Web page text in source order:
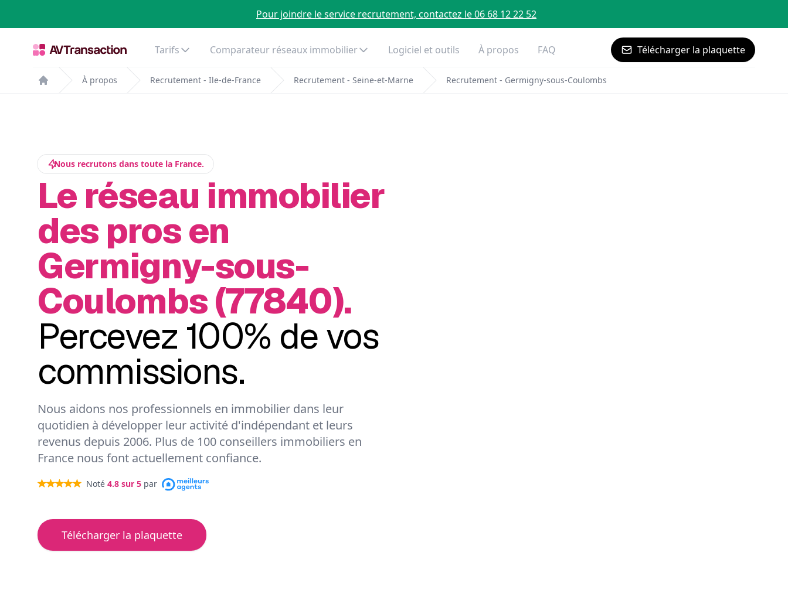
Pour joindre le service recrutement, contactez le 06 68 12 22 52
Tarifs Comparateur réseaux immobilier Logiciel et outils À propos FAQ Télécharger la plaquette
Home
À propos Recrutement - Ile-de-France Recrutement - Seine-et-Marne Recrutement - Germigny-sous-Coulombs
Nous recrutons dans toute la France.
Le réseau immobilier
des pros en
Germigny-sous-
Coulombs (77840).
Percevez 100% de vos
commissions.
Nous aidons nos professionnels en immobilier dans leur
quotidien à développer leur activité d'indépendant et leurs
revenus depuis 2006. Plus de 100 conseillers immobiliers en
France nous font actuellement confiance.
Noté 4.8 sur 5 par
Télécharger la plaquette